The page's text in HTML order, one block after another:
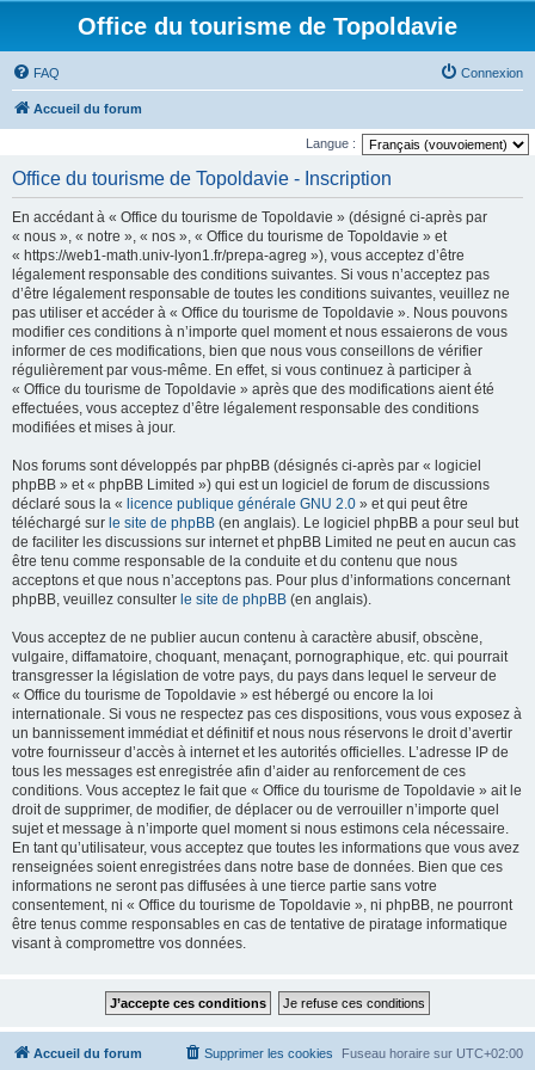
Office du tourisme de Topoldavie
FAQ Connexion
Accueil du forum
Langue :
Office du tourisme de Topoldavie - Inscription
En accédant à « Office du tourisme de Topoldavie » (désigné ci-après par
« nous », « notre », « nos », « Office du tourisme de Topoldavie » et
« https://web1-math.univ-lyon1.fr/prepa-agreg »), vous acceptez d’être
légalement responsable des conditions suivantes. Si vous n’acceptez pas
d’être légalement responsable de toutes les conditions suivantes, veuillez ne
pas utiliser et accéder à « Office du tourisme de Topoldavie ». Nous pouvons
modifier ces conditions à n’importe quel moment et nous essaierons de vous
informer de ces modifications, bien que nous vous conseillons de vérifier
régulièrement par vous-même. En effet, si vous continuez à participer à
« Office du tourisme de Topoldavie » après que des modifications aient été
effectuées, vous acceptez d’être légalement responsable des conditions
modifiées et mises à jour.
Nos forums sont développés par phpBB (désignés ci-après par « logiciel
phpBB » et « phpBB Limited ») qui est un logiciel de forum de discussions
déclaré sous la « licence publique générale GNU 2.0 » et qui peut être
téléchargé sur le site de phpBB (en anglais). Le logiciel phpBB a pour seul but
de faciliter les discussions sur internet et phpBB Limited ne peut en aucun cas
être tenu comme responsable de la conduite et du contenu que nous
acceptons et que nous n’acceptons pas. Pour plus d’informations concernant
phpBB, veuillez consulter le site de phpBB (en anglais).
Vous acceptez de ne publier aucun contenu à caractère abusif, obscène,
vulgaire, diffamatoire, choquant, menaçant, pornographique, etc. qui pourrait
transgresser la législation de votre pays, du pays dans lequel le serveur de
« Office du tourisme de Topoldavie » est hébergé ou encore la loi
internationale. Si vous ne respectez pas ces dispositions, vous vous exposez à
un bannissement immédiat et définitif et nous nous réservons le droit d’avertir
votre fournisseur d’accès à internet et les autorités officielles. L’adresse IP de
tous les messages est enregistrée afin d’aider au renforcement de ces
conditions. Vous acceptez le fait que « Office du tourisme de Topoldavie » ait le
droit de supprimer, de modifier, de déplacer ou de verrouiller n’importe quel
sujet et message à n’importe quel moment si nous estimons cela nécessaire.
En tant qu’utilisateur, vous acceptez que toutes les informations que vous avez
renseignées soient enregistrées dans notre base de données. Bien que ces
informations ne seront pas diffusées à une tierce partie sans votre
consentement, ni « Office du tourisme de Topoldavie », ni phpBB, ne pourront
être tenus comme responsables en cas de tentative de piratage informatique
visant à compromettre vos données.
Accueil du forum Fuseau horaire sur UTC+02:00
Supprimer les cookies